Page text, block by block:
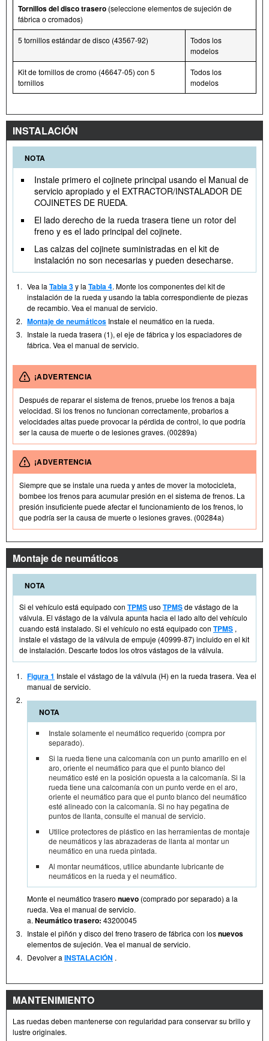
Tornillos del disco trasero (seleccione elementos de sujeción de
fábrica o cromados)
5 tornillos estándar de disco (43567-92)
Todos los
modelos
Kit de tornillos de cromo (46647-05) con 5
tornillos
Todos los
modelos
INSTALACIÓN
NOTA
Instale primero el cojinete principal usando el Manual de
servicio apropiado y el EXTRACTOR/INSTALADOR DE
COJINETES DE RUEDA.
El lado derecho de la rueda trasera tiene un rotor del
freno y es el lado principal del cojinete.
Las calzas del cojinete suministradas en el kit de
instalación no son necesarias y pueden desecharse.
1. Vea la Tabla 3y la Tabla 4. Monte los componentes del kit de
instalación de la rueda y usando la tabla correspondiente de piezas
de recambio. Vea el manual de servicio.
2. Montaje de neumáticos Instale el neumático en la rueda.
3. Instale la rueda trasera (1), el eje de fábrica y los espaciadores de
fábrica. Vea el manual de servicio.
¡ADVERTENCIA
Después de reparar el sistema de frenos, pruebe los frenos a baja
velocidad. Si los frenos no funcionan correctamente, probarlos a
velocidades altas puede provocar la pérdida de control, lo que podría
ser la causa de muerte o de lesiones graves. (00289a)
¡ADVERTENCIA
Siempre que se instale una rueda y antes de mover la motocicleta,
bombee los frenos para acumular presión en el sistema de frenos. La
presión insuficiente puede afectar el funcionamiento de los frenos, lo
que podría ser la causa de muerte o lesiones graves. (00284a)
Montaje de neumáticos
NOTA
Si el vehículo está equipado con TPMSuso TPMSde vástago de la
válvula. El vástago de la válvula apunta hacia el lado alto del vehículo
cuando está instalado. Si el vehículo no está equipado con TPMS ,
instale el vástago de la válvula de empuje (40999-87) incluido en el kit
de instalación. Descarte todos los otros vástagos de la válvula.
1. Figura 1 Instale el vástago de la válvula (H) en la rueda trasera. Vea el
manual de servicio.
2.
NOTA
Instale solamente el neumático requerido (compra por
separado).
Si la rueda tiene una calcomanía con un punto amarillo en el
aro, oriente el neumático para que el punto blanco del
neumático esté en la posición opuesta a la calcomanía. Si la
rueda tiene una calcomanía con un punto verde en el aro,
oriente el neumático para que el punto blanco del neumático
esté alineado con la calcomanía. Si no hay pegatina de
puntos de llanta, consulte el manual de servicio.
Utilice protectores de plástico en las herramientas de montaje
de neumáticos y las abrazaderas de llanta al montar un
neumático en una rueda pintada.
Al montar neumáticos, utilice abundante lubricante de
neumáticos en la rueda y el neumático.
Monte el neumático trasero nuevo (comprado por separado) a la
rueda. Vea el manual de servicio.
a. Neumático trasero: 43200045
3. Instale el piñón y disco del freno trasero de fábrica con losnuevos
elementos de sujeción. Vea el manual de servicio.
4. Devolver a INSTALACIÓN .
MANTENIMIENTO
Las ruedas deben mantenerse con regularidad para conservar su brillo y
lustre originales.